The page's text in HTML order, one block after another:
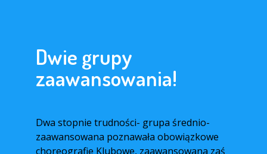
Dwie grupy
zaawansowania!
Dwa stopnie trudności- grupa średnio-
zaawansowana poznawała obowiązkowe
choreografie Klubowe, zaawansowana zaś